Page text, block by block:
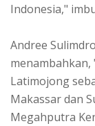
Indonesia,"
Andree
menambahkan,
Latimojong
Makassar dan
Megahputra